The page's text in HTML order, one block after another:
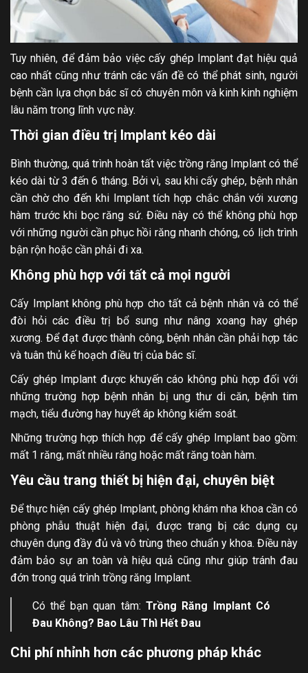
Tuy nhiên, để đảm bảo việc cấy ghép Implant đạt hiệu quả
cao nhất cũng như tránh các vấn đề có thể phát sinh, người
bệnh cần lựa chọn bác sĩ có chuyên môn và kinh kinh nghiệm
lâu năm trong lĩnh vực này.
Thời gian điều trị Implant kéo dài
Bình thường, quá trình hoàn tất việc trồng răng Implant có thể
kéo dài từ 3 đến 6 tháng. Bởi vì, sau khi cấy ghép, bệnh nhân
cần chờ cho đến khi Implant tích hợp chắc chắn với xương
hàm trước khi bọc răng sứ. Điều này có thể không phù hợp
với những người cần phục hồi răng nhanh chóng, có lịch trình
bận rộn hoặc cần phải đi xa.
Không phù hợp với tất cả mọi người
Cấy Implant không phù hợp cho tất cả bệnh nhân và có thể
đòi hỏi các điều trị bổ sung như nâng xoang hay ghép
xương. Để đạt được thành công, bệnh nhân cần phải hợp tác
và tuân thủ kế hoạch điều trị của bác sĩ.
Cấy ghép Implant được khuyến cáo không phù hợp đối với
những trường hợp bệnh nhân bị ung thư di căn, bệnh tim
mạch, tiểu đường hay huyết áp không kiểm soát.
Những trường hợp thích hợp để cấy ghép Implant bao gồm:
mất 1 răng, mất nhiều răng hoặc mất răng toàn hàm.
Yêu cầu trang thiết bị hiện đại, chuyên biệt
Để thực hiện cấy ghép Implant, phòng khám nha khoa cần có
phòng phẫu thuật hiện đại, được trang bị các dụng cụ
chuyên dụng đầy đủ và vô trùng theo chuẩn y khoa. Điều này
đảm bảo sự an toàn và hiệu quả cũng như giúp tránh đau
đớn trong quá trình trồng răng Implant.
Có thể bạn quan tâm: Trồng Răng Implant Có
Đau Không? Bao Lâu Thì Hết Đau
Chi phí nhỉnh hơn các phương pháp khác